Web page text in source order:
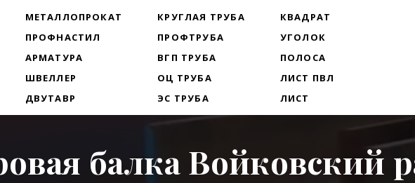
МЕТАЛЛОПРОКАТ
ПРОФНАСТИЛ
АРМАТУРА
ШВЕЛЛЕР
ДВУТАВР
КРУГЛАЯ ТРУБА
ПРОФТРУБА
ВГП ТРУБА
ОЦ ТРУБА
ЭС ТРУБА
КВАДРАТ
УГОЛОК
ПОЛОСА
ЛИСТ ПВЛ
ЛИСТ
балка Войковский